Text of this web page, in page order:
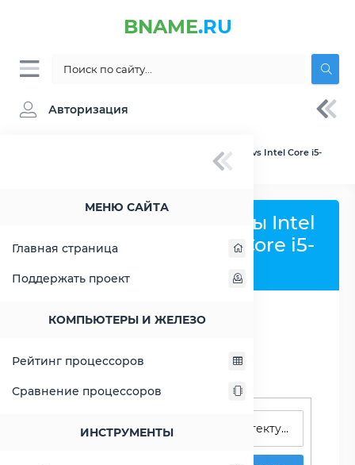
BNAME.RU
Авторизация
МЕНЮ САЙТА
Главная страница
Поддержать проект
КОМПЬЮТЕРЫ И ЖЕЛЕЗО
Рейтинг процессоров
Сравнение процессоров
ИНСТРУМЕНТЫ
» Сравнение Intel Core i3-10300 vs Intel Core i5-
Сравнить процессоры Intel
Core i3-10300 и Intel Core i5-
Поиск процессоров